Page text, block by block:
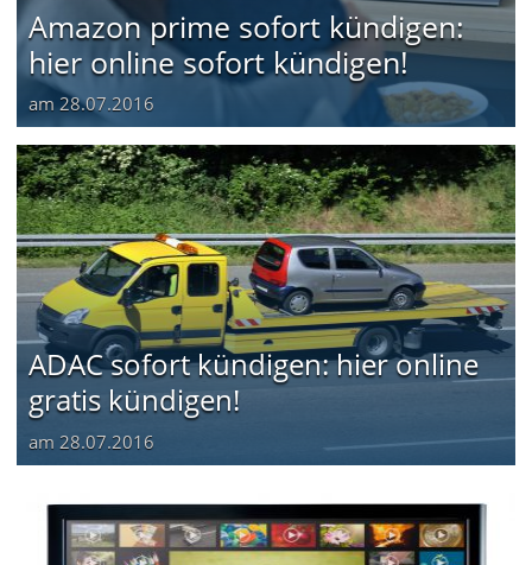
Amazon prime sofort kündigen:
hier online sofort kündigen!
am 28.07.2016
ADAC sofort kündigen: hier online
gratis kündigen!
am 28.07.2016